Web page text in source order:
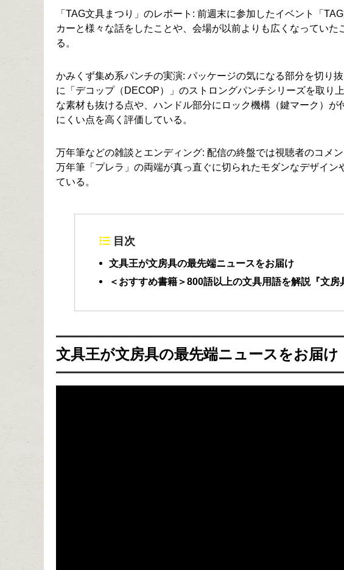
「TAG文具まつり」のレポート: 前週末に参加したイベント「
カーと様々な話をしたことや、会場が以前よりも広くなってい
る。
かみくず集め系パンチの実演: パッケージの気になる部分を切り
に「デコップ（DECOP）」のストロングパンチシリーズを取り
な素材も抜ける点や、ハンドル部分にロック機構（鍵マーク）
にくい点を高く評価している。
万年筆などの雑談とエンディング: 配信の終盤では視聴者のコメ
万年筆「プレラ」の両端が真っ直ぐに切られたモダンなデザイ
ている。
目次
文具王が文房具の最先端ニュースをお届け
＜おすすめ書籍＞800語以上の文具用語を解説『文房
文具王が文房具の最先端ニュースをお届け